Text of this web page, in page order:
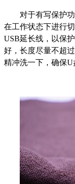
对于有写保护
在工作状态下进行
USB延长线，以保
好，长度尽量不超
精冲洗一下，确保U